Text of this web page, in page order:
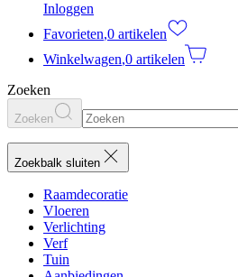
Inloggen
Favorieten,0 artikelen
Winkelwagen,0 artikelen
Zoeken
Zoeken
Zoekbalk sluiten
Raamdecoratie
Vloeren
Verlichting
Verf
Tuin